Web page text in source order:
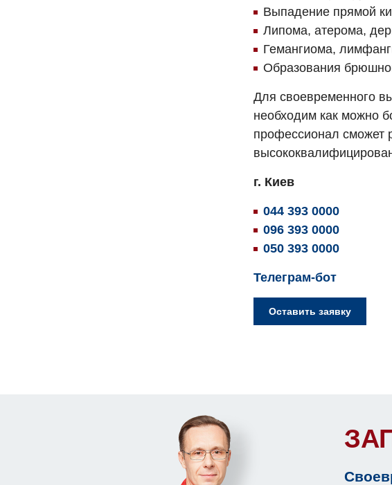
Выпадение прямой
Липома, атерома,
Гемангиома,
Образования
Для своевременного
необходим как можно
профессионал сможет
г. Киев
044 393 0000
096 393 0000
050 393 0000
Телеграм-бот
Оставить заявку